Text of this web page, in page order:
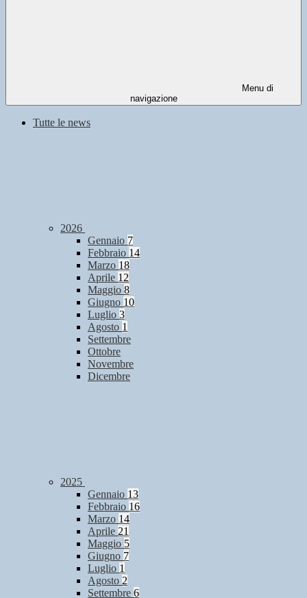
Menu di
navigazione
Tutte le news
2026
Gennaio 7
Febbraio 14
Marzo 18
Aprile 12
Maggio 8
Giugno 10
Luglio 3
Agosto 1
Settembre
Ottobre
Novembre
Dicembre
2025
Gennaio 13
Febbraio 16
Marzo 14
Aprile 21
Maggio 5
Giugno 7
Luglio 1
Agosto 2
Settembre 6